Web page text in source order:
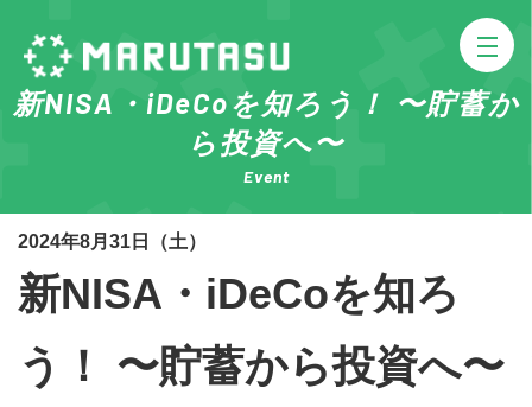
新NISA・iDeCoを知ろう！ 〜貯蓄か
ら投資へ〜
Event
2024年8月31日（土）
新NISA・iDeCoを知ろ
う！ 〜貯蓄から投資へ〜